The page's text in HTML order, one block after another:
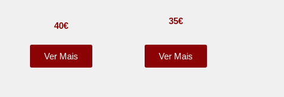
40€
Ver Mais
35€
Ver Mais